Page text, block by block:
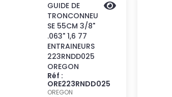
GUIDE DE
TRONCONNEU
SE 55CM 3/8"
.063" 1,6 77
ENTRAINEURS
223RNDD025
OREGON
Réf :
ORE223RNDD025
OREGON